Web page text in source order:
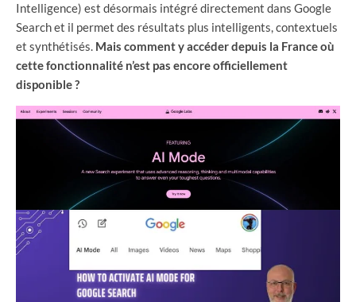
Intelligence) est désormais intégré directement dans Google
Search et il permet des résultats plus intelligents, contextuels
et synthétisés. Mais comment y accéder depuis la France où
cette fonctionnalité n’est pas encore officiellement
disponible ?